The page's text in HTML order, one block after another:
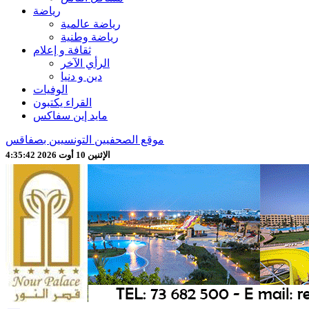
رياضة
رياضة عالمية
رياضة وطنية
ثقافة و إعلام
الرأي الآخر
دين و دنيا
الوفيات
القراء يكتبون
مايد إين سفاكس
موقع الصحفيين التونسيين بصفاقس
الإثنين 10 أوت 2026 4:35:44